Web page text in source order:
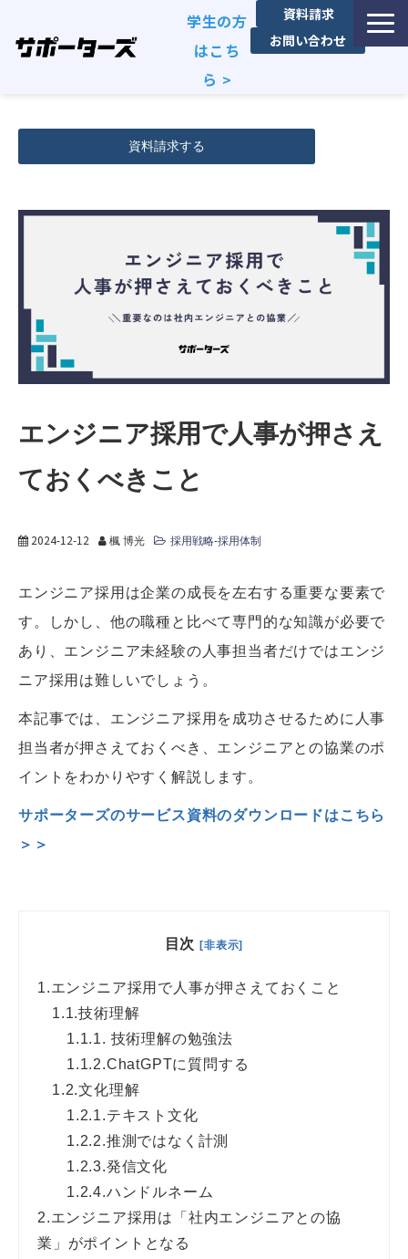
学生の方
はこち
ら >
資料請求
お問い合わせ
お役立ち資料
セミナー・イベント
資料請求する
エンジニア採用で人事が押さえ
ておくべきこと
2024-12-12 楓 博光 採用戦略-採用体制
エンジニア採用は企業の成長を左右する重要な要素で
す。しかし、他の職種と比べて専門的な知識が必要で
あり、エンジニア未経験の人事担当者だけではエンジ
ニア採用は難しいでしょう。
本記事では、エンジニア採用を成功させるために人事
担当者が押さえておくべき、エンジニアとの協業のポ
イントをわかりやすく解説します。
サポーターズのサービス資料のダウンロードはこちら
＞＞
目次 [非表示]
1.エンジニア採用で人事が押さえておくこと
1.1.技術理解
1.1.1. 技術理解の勉強法
1.1.2.ChatGPTに質問する
1.2.文化理解
1.2.1.テキスト文化
1.2.2.推測ではなく計測
1.2.3.発信文化
1.2.4.ハンドルネーム
2.エンジニア採用は「社内エンジニアとの協
業」がポイントとなる